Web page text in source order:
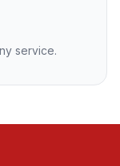
service.